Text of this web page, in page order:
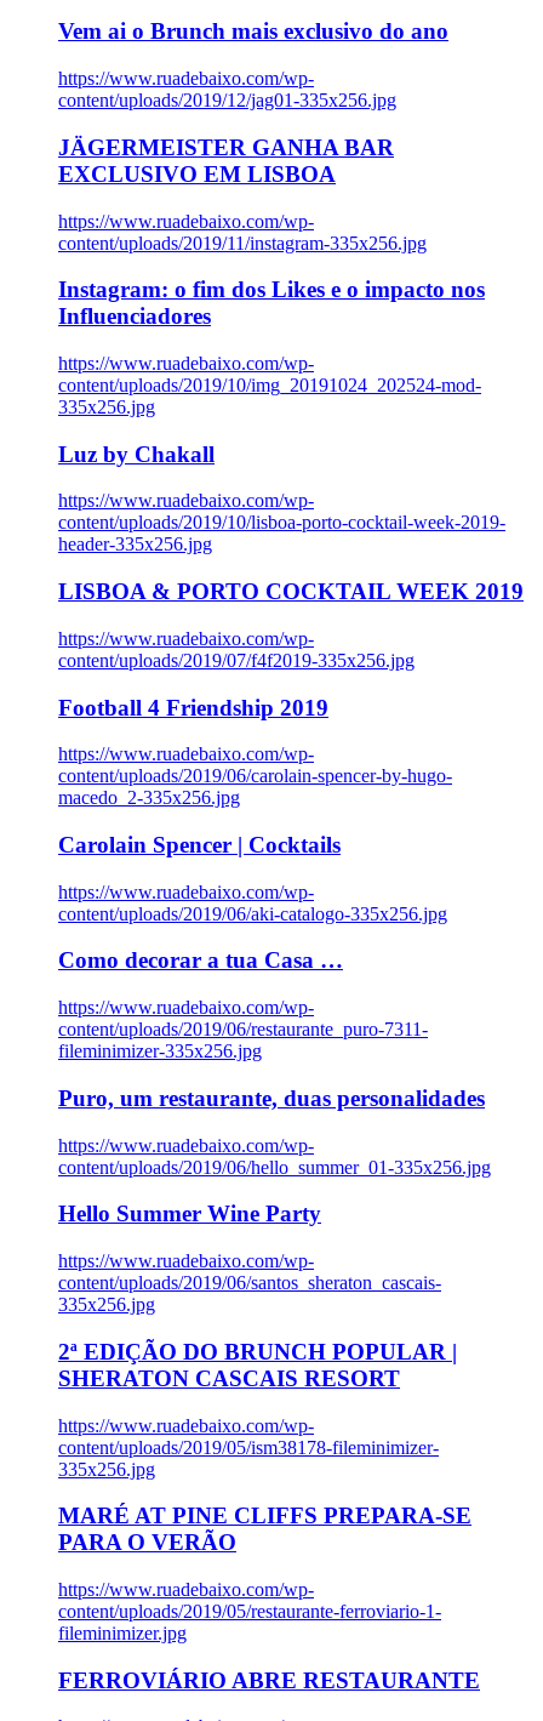
Vem ai o Brunch mais exclusivo do ano
https://www.ruadebaixo.com/wp-
content/uploads/2019/12/jag01-335x256.jpg
JÄGERMEISTER GANHA BAR
EXCLUSIVO EM LISBOA
https://www.ruadebaixo.com/wp-
content/uploads/2019/11/instagram-335x256.jpg
Instagram: o fim dos Likes e o impacto nos
Influenciadores
https://www.ruadebaixo.com/wp-
content/uploads/2019/10/img_20191024_202524-mod-
335x256.jpg
Luz by Chakall
https://www.ruadebaixo.com/wp-
content/uploads/2019/10/lisboa-porto-cocktail-week-2019-
header-335x256.jpg
LISBOA & PORTO COCKTAIL WEEK 2019
https://www.ruadebaixo.com/wp-
content/uploads/2019/07/f4f2019-335x256.jpg
Football 4 Friendship 2019
https://www.ruadebaixo.com/wp-
content/uploads/2019/06/carolain-spencer-by-hugo-
macedo_2-335x256.jpg
Carolain Spencer | Cocktails
https://www.ruadebaixo.com/wp-
content/uploads/2019/06/aki-catalogo-335x256.jpg
Como decorar a tua Casa …
https://www.ruadebaixo.com/wp-
content/uploads/2019/06/restaurante_puro-7311-
fileminimizer-335x256.jpg
Puro, um restaurante, duas personalidades
https://www.ruadebaixo.com/wp-
content/uploads/2019/06/hello_summer_01-335x256.jpg
Hello Summer Wine Party
https://www.ruadebaixo.com/wp-
content/uploads/2019/06/santos_sheraton_cascais-
335x256.jpg
2ª EDIÇÃO DO BRUNCH POPULAR |
SHERATON CASCAIS RESORT
https://www.ruadebaixo.com/wp-
content/uploads/2019/05/ism38178-fileminimizer-
335x256.jpg
MARÉ AT PINE CLIFFS PREPARA-SE
PARA O VERÃO
https://www.ruadebaixo.com/wp-
content/uploads/2019/05/restaurante-ferroviario-1-
fileminimizer.jpg
FERROVIÁRIO ABRE RESTAURANTE